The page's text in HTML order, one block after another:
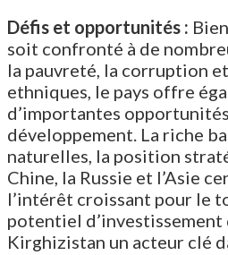
Défis et opportunités :
soit confronté à de
la pauvreté, la corruption
ethniques, le pays offre
d’importantes
développement. La riche
naturelles, la position
Chine, la Russie et l’Asie
l’intérêt croissant pour le
potentiel d’investissement
Kirghizistan un acteur clé